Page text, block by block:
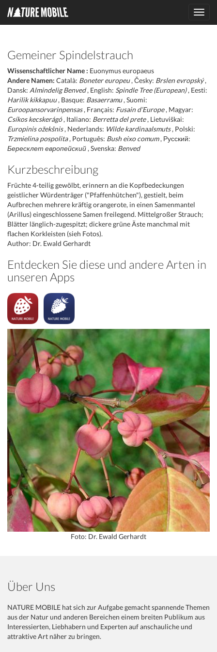
Gemeiner Spindelstrauch
Wissenschaftlicher Name : Euonymus europaeus
Andere Namen: Català: Boneter europeu, Česky: Brslen evropský,
Dansk: Almindelig Benved, English: Spindle Tree (European), Eesti:
Harilik kikkapuu, Basque: Basaerramu, Suomi:
Euroopansorvarinpensas, Français: Fusain d’Europe, Magyar:
Csíkos kecskerágó, Italiano: Berretta del prete, Lietuviškai:
Europinis ožekšnis, Nederlands: Wilde kardinaalsmuts, Polski:
Trzmielina pospolita, Português: Bush eixo comum, Русский:
Бересклет европейский , Svenska: Benved
Kurzbeschreibung
Früchte 4-teilig gewölbt, erinnern an die Kopfbedeckungen
geistlicher Würdenträger ("Pfaffenhütchen"), gestielt, beim
Aufbrechen mehrere kräftig orangerote, in einen Samenmantel
(Arillus) eingeschlossene Samen freilegend. Mittelgroßer Strauch;
Blätter länglich-zugespitzt; dickere grüne Äste manchmal mit
flachen Korkleisten (sieh Fotos).
Author: Dr. Ewald Gerhardt
Entdecken Sie diese und andere Arten in
unseren Apps
Foto: Dr. Ewald Gerhardt
Über Uns
NATURE MOBILE hat sich zur Aufgabe gemacht spannende Themen
aus der Natur und anderen Bereichen einem breiten Publikum aus
Interessierten, Liebhabern und Experten auf anschauliche und
attraktive Art näher zu bringen.